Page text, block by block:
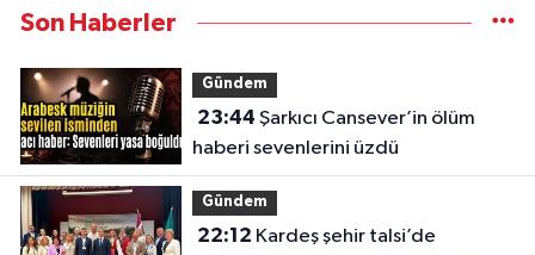
Son Haberler
Gündem
23:44
haberi sevenlerini üzdü
Gündem
22:12